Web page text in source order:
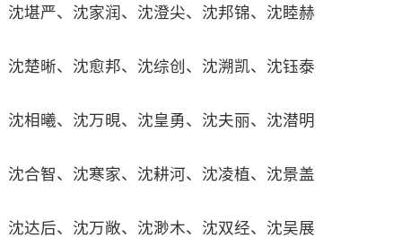
沈堪严、沈家润、沈澄尖、沈邦锦、沈睦赫
沈楚晰、沈愈邦、沈综创、沈溯凯、沈钰泰
沈相曦、沈万晛、沈皇勇、沈夫丽、沈潜明
沈合智、沈寒家、沈耕河、沈凌植、沈景盖
沈达后、沈万敞、沈渺木、沈双经、沈吴展